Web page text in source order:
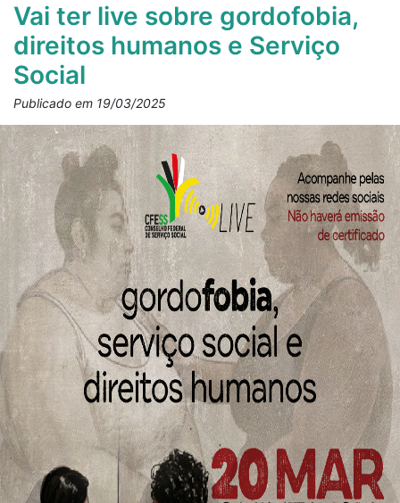
Vai ter live sobre gordofobia,
direitos humanos e Serviço
Social
Publicado em 19/03/2025